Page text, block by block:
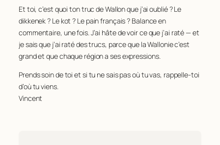
Et toi, c’est quoi ton truc de Wallon que j’ai oublié ? Le
dikkenek ? Le kot ? Le pain français ? Balance en
commentaire, une fois. J’ai hâte de voir ce que j’ai raté — et
je sais que j’ai raté des trucs, parce que la Wallonie c’est
grand et que chaque région a ses expressions.
Prends soin de toi et si tu ne sais pas où tu vas, rappelle-toi
d’où tu viens.
Vincent